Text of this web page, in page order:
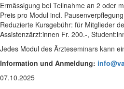
Ermässigung bei Teilnahme an 2 oder
Preis pro Modul incl.
Reduzierte Kursgebühr: für Mitglieder
Assistenzärzt:innen Fr. 200.-,
Jedes Modul des Ärzteseminars kann
Information und Anmeldung:
07.10.2025